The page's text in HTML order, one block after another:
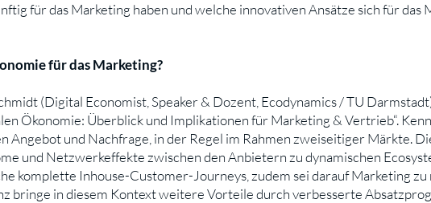
für das Marketing haben und welche innovativen Ansätze sich für das
für das Marketing?
(Digital Economist, Speaker & Dozent, Ecodynamics / TU
Ökonomie: Überblick und Implikationen für Marketing & Vertrieb“.
Angebot und Nachfrage, in der Regel im Rahmen zweiseitiger Märkte.
und Netzwerkeffekte zwischen den Anbietern zu dynamischen
komplette Inhouse-Customer-Journeys, zudem sei darauf Marketing zu
bringe in diesem Kontext weitere Vorteile durch verbesserte